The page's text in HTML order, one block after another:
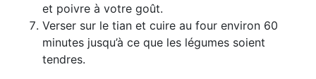
et poivre à votre goût.
Verser sur le tian et cuire au four environ 60
minutes jusqu’à ce que les légumes soient
tendres.